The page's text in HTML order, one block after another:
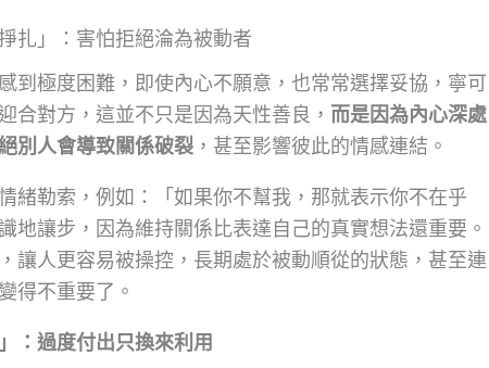
扎」：害怕拒絕淪為被動者
到極度困難，即使內心不願意，也常常選擇妥協，寧可
合對方，這並不只是因為天性善良， 而是因為內心深處
別人會導致關係破裂 ，甚至影響彼此的情感連結。
緒勒索，例如：「如果你不幫我，那就表示你不在乎
地讓步，因為維持關係比表達自己的真實想法還重要。
讓人更容易被操控，長期處於被動順從的狀態，甚至連
得不重要了。
：過度付出只換來利用